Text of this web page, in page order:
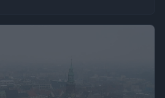
przypominające układ